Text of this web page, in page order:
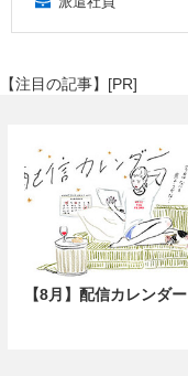
【注目の記事】[PR]
【8月】配信カレンダー